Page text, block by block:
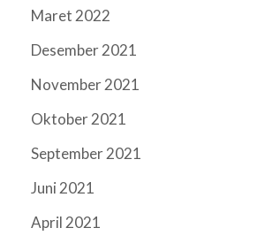
Maret 2022
Desember 2021
November 2021
Oktober 2021
September 2021
Juni 2021
April 2021